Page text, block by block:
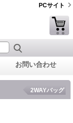
PCサイト
お問い合わせ
2WAYバッグ